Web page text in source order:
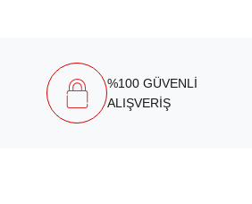
%100 GÜVENLİ
ALIŞVERİŞ